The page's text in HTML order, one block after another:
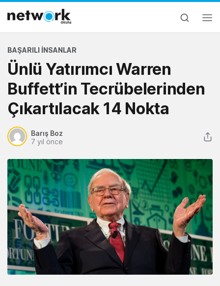
BAŞARILI İNSANLAR
Ünlü Yatırımcı Warren
Buffett’in Tecrübelerinden
Çıkartılacak 14 Nokta
Barış Boz
7 yıl önce